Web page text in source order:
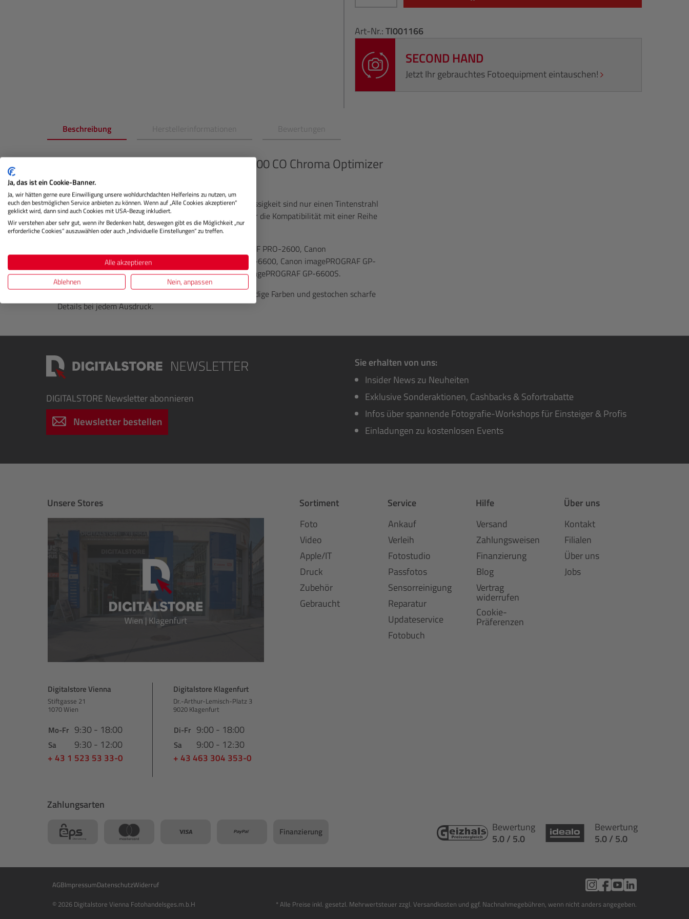
Art-Nr.:TI001166
SECOND HAND
Jetzt Ihr gebrauchtes Fotoequipment eintauschen!
Beschreibung Herstellerinformationen Bewertungen
Produktinformationen "CANONPFI-3300 CO Chroma Optimizer
"
Naturgetreue Druckqualität und unübertroffene Zuverlässigkeit sind nur einen Tintenstrahl
entfernt mit unserer Original Canon Tinte, die speziell für die Kompatibilität mit einer Reihe
von führenden Canon Druckern entwickelt wurde.
Diese Tinte ist kompatibel mit dem Canon imagePROGRAF PRO-2600, Canon
imagePROGRAF PRO-4600, Canon imagePROGRAF PRO-6600, Canon imagePROGRAF GP-
2600S, Canon imagePROGRAF GP-4600S und Canon imagePROGRAF GP-6600S.
Verlassen Sie sich auf die echte Canon Qualität für lebendige Farben und gestochen scharfe
Details bei jedem Ausdruck.
DIGITALSTORE Newsletter abonnieren
Newsletter bestellen
Sie erhalten von uns:
Insider News zu Neuheiten
Exklusive Sonderaktionen, Cashbacks & Sofortrabatte
Infos über spannende Fotografie-Workshops für Einsteiger & Profis
Einladungen zu kostenlosen Events
Unsere Stores
Digitalstore Vienna
Stiftgasse 21
1070 Wien
Mo-Fr 9:30 - 18:00
Sa 9:30 - 12:00
+ 43 1 523 53 33-0
Digitalstore Klagenfurt
Dr.-Arthur-Lemisch-Platz 3
9020 Klagenfurt
Di-Fr 9:00 - 18:00
Sa 9:00 - 12:30
+ 43 463 304 353-0
Sortiment
Foto
Video
Apple/IT
Druck
Zubehör
Gebraucht
Service
Ankauf
Verleih
Fotostudio
Passfotos
Sensorreinigung
Reparatur
Updateservice
Fotobuch
Hilfe
Versand
Zahlungsweisen
Finanzierung
Blog
Vertrag
widerrufen
Cookie-
Präferenzen
Über uns
Kontakt
Filialen
Über uns
Jobs
Zahlungsarten
Finanzierung
Bewertung
5.0 / 5.0
Bewertung
5.0 / 5.0
AGBImpressumDatenschutzWiderruf
© 2026 Digitalstore Vienna Fotohandelsges.m.b.H
* Alle Preise inkl. gesetzl. Mehrwertsteuer zzgl. Versandkosten und ggf. Nachnahmegebühren, wenn nicht anders angegeben.
Ja, das ist ein Cookie-Banner.
Ja, wir hätten gerne eure Einwilligung unsere wohldurchdachten Helferleins zu nutzen, um
euch den bestmöglichen Service anbieten zu können. Wenn auf „Alle Cookies akzeptieren“
geklickt wird, dann sind auch Cookies mit USA-Bezug inkludiert.
Wir verstehen aber sehr gut, wenn ihr Bedenken habt, deswegen gibt es die Möglichkeit „nur
erforderliche Cookies“ auszuwählen oder auch „Individuelle Einstellungen“ zu treffen.
Alle akzeptieren
Ablehnen
Nein, anpassen